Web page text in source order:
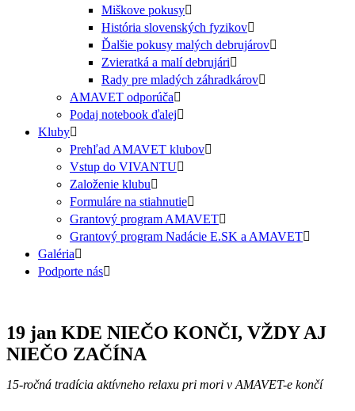
Miškove pokusy
História slovenských fyzikov
Ďalšie pokusy malých debrujárov
Zvieratká a malí debrujári
Rady pre mladých záhradkárov
AMAVET odporúča
Podaj notebook ďalej
Kluby
Prehľad AMAVET klubov
Vstup do VIVANTU
Založenie klubu
Formuláre na stiahnutie
Grantový program AMAVET
Grantový program Nadácie E.SK a AMAVET
Galéria
Podporte nás
19 jan KDE NIEČO KONČI, VŽDY AJ
NIEČO ZAČÍNA
15-ročná tradícia aktívneho relaxu pri mori v AMAVET-e končí